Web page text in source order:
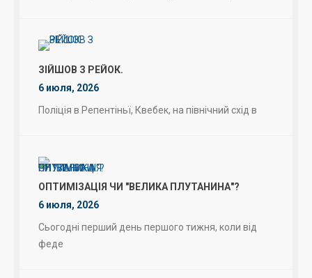
ЗІЙШОВ З РЕЙОК.
6 июля, 2026
Поліція в Репентіньї, Квебек, на північний схід в
ОПТИМІЗАЦІЯ ЧИ "ВЕЛИКА ПЛУТАНИНА"?
6 июля, 2026
Сьогодні перший день першого тижня, коли від
феде